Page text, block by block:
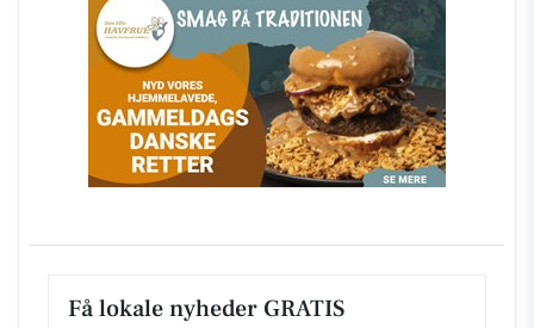
Få lokale nyheder GRATIS